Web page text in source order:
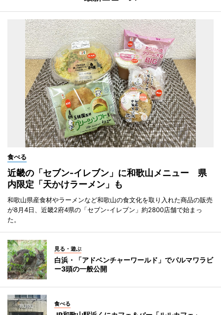
食べる
近畿の「セブン-イレブン」に和歌山メニュー 県
内限定「天かけラーメン」も
和歌山県産食材やラーメンなど和歌山の食文化を取り入れた商品の販売
が8月4日、近畿2府4県の「セブン-イレブン」約2800店舗で始まっ
た。
見る・遊ぶ
白浜・「アドベンチャーワールド」でパルマワラビ
ー3頭の一般公開
食べる